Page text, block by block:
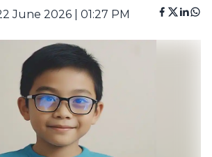
June 2026 | 01:27 PM